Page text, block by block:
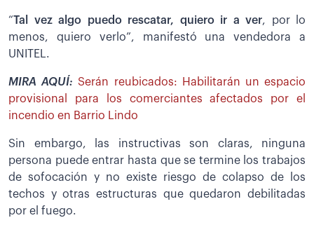
“Tal vez algo puedo rescatar, quiero ir a ver, por lo
menos, quiero verlo”, manifestó una vendedora a
UNITEL.
MIRA AQUÍ:Serán reubicados: Habilitarán un espacio
provisional para los comerciantes afectados por el
incendio en Barrio Lindo
Sin embargo, las instructivas son claras, ninguna
persona puede entrar hasta que se termine los trabajos
de sofocación y no existe riesgo de colapso de los
techos y otras estructuras que quedaron debilitadas
por el fuego.